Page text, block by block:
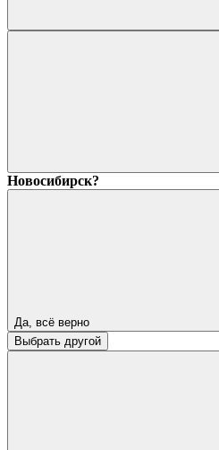
Новосибирск?
Да, всё верно
Выбрать другой